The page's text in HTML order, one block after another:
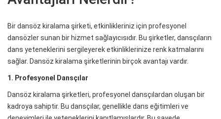
Bir dansöz kiralama şirketi, etkinlikleriniz için profesyonel
dansözler sunan bir hizmet sağlayıcısıdır. Bu şirketler, dansçıların
dans yeteneklerini sergileyerek etkinliklerinize renk katmalarını
sağlar. Dansöz kiralama şirketlerinin birçok avantajı vardır.
1. Profesyonel Dansçılar
Dansöz kiralama şirketleri, profesyonel dansçılardan oluşan bir
kadroya sahiptir. Bu dansçılar, genellikle dans eğitimleri ve